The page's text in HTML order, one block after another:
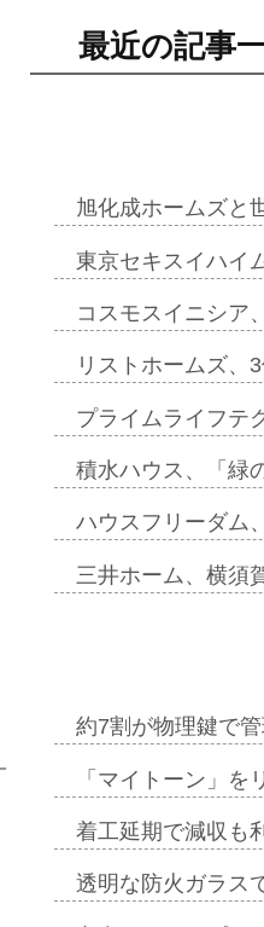
最近の記事
旭化成ホームズと
東京セキスイハイ
コスモスイニシア
リストホームズ、
プライムライフテ
積水ハウス、「緑
ハウスフリーダム
三井ホーム、横須
約7割が物理鍵で
「マイトーン」
着工延期で減収も
透明な防火ガラス